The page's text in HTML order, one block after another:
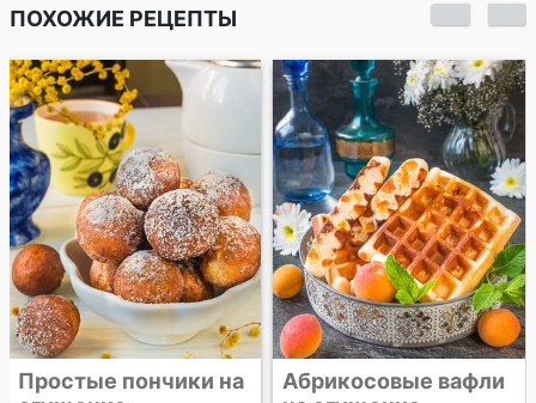
ПОХОЖИЕ РЕЦЕПТЫ
Простые пончики на
Абрикосовые вафли